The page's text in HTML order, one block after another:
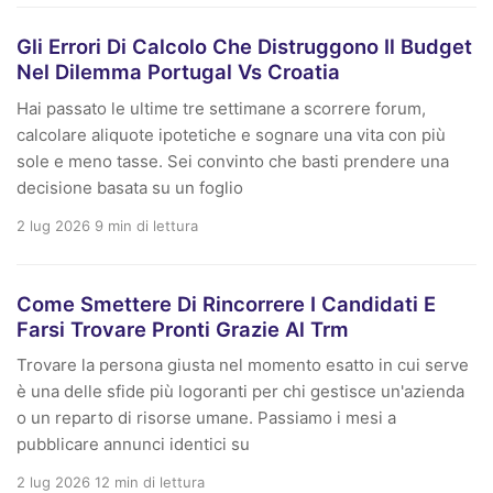
Gli Errori Di Calcolo Che Distruggono Il Budget
Nel Dilemma Portugal Vs Croatia
Hai passato le ultime tre settimane a scorrere forum,
calcolare aliquote ipotetiche e sognare una vita con più
sole e meno tasse. Sei convinto che basti prendere una
decisione basata su un foglio
2 lug 2026 9 min di lettura
Come Smettere Di Rincorrere I Candidati E
Farsi Trovare Pronti Grazie Al Trm
Trovare la persona giusta nel momento esatto in cui serve
è una delle sfide più logoranti per chi gestisce un'azienda
o un reparto di risorse umane. Passiamo i mesi a
pubblicare annunci identici su
2 lug 2026 12 min di lettura